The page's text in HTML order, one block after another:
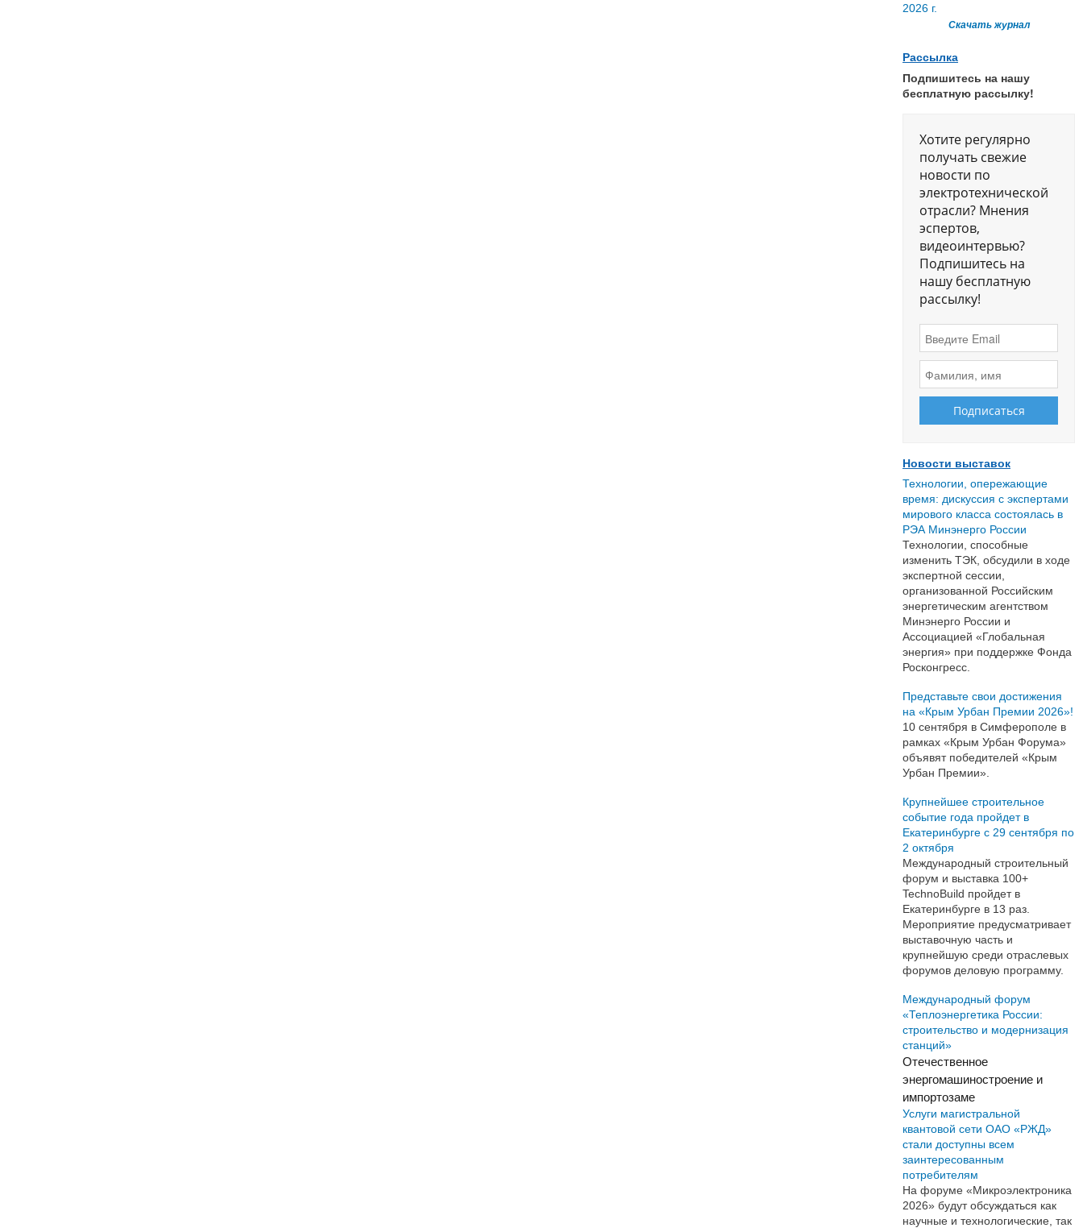
2026 г.
Скачать журнал
Рассылка
Подпишитесь на нашу
бесплатную рассылку!
Хотите регулярно
получать свежие
новости по
электротехнической
отрасли? Мнения
эспертов,
видеоинтервью?
Подпишитесь на
нашу бесплатную
рассылку!
Новости выставок
Технологии, опережающие
время: дискуссия с экспертами
мирового класса состоялась в
РЭА Минэнерго России
Технологии, способные
изменить ТЭК, обсудили в ходе
экспертной сессии,
организованной Российским
энергетическим агентством
Минэнерго России и
Ассоциацией «Глобальная
энергия» при поддержке Фонда
Росконгресс.
Представьте свои достижения
на «Крым Урбан Премии 2026»!
10 сентября в Симферополе в
рамках «Крым Урбан Форума»
объявят победителей «Крым
Урбан Премии».
Крупнейшее строительное
событие года пройдет в
Екатеринбурге с 29 сентября по
2 октября
Международный строительный
форум и выставка 100+
TechnoBuild пройдет в
Екатеринбурге в 13 раз.
Мероприятие предусматривает
выставочную часть и
крупнейшую среди отраслевых
форумов деловую программу.
Международный форум
«Теплоэнергетика России:
строительство и модернизация
станций»
Отечественное
энергомашиностроение и
импортозаме
Услуги магистральной
квантовой сети ОАО «РЖД»
стали доступны всем
заинтересованным
потребителям
На форуме «Микроэлектроника
2026» будут обсуждаться как
научные и технологические, так